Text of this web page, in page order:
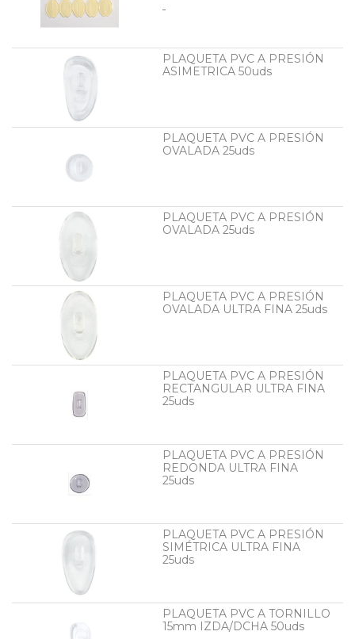
PLAQUETA PVC A PRESIÓN
ASIMETRICA 50uds
PLAQUETA PVC A PRESIÓN
OVALADA 25uds
PLAQUETA PVC A PRESIÓN
OVALADA 25uds
PLAQUETA PVC A PRESIÓN
OVALADA ULTRA FINA 25uds
PLAQUETA PVC A PRESIÓN
RECTANGULAR ULTRA FINA
25uds
PLAQUETA PVC A PRESIÓN
REDONDA ULTRA FINA
25uds
PLAQUETA PVC A PRESIÓN
SIMÉTRICA ULTRA FINA
25uds
PLAQUETA PVC A TORNILLO
15mm IZDA/DCHA 50uds